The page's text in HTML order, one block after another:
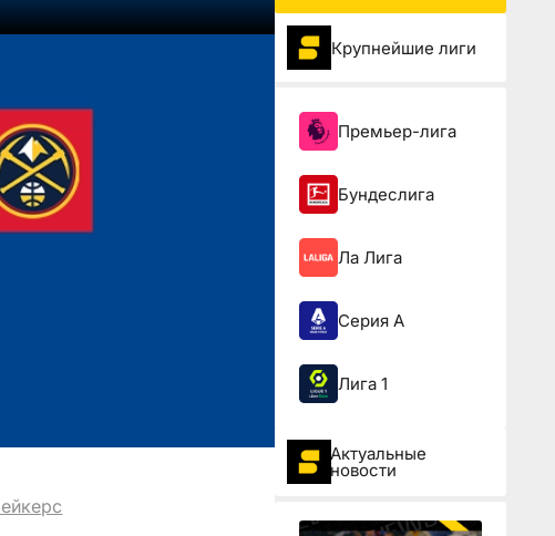
Крупнейшие лиги
Премьер-лига
Бундеслига
Ла Лига
Серия А
Лига 1
Актуальные
новости